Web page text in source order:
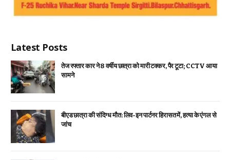
Latest Posts
तेज रफ्तार कार ने 8 वर्षीय छात्रा को मारी टक्कर, पैर टूटा; CCTV आया
सामने
बीएड छात्रा की संदिग्ध मौत: लिव-इन पार्टनर हिरासत में, हत्या के एंगल से
जांच